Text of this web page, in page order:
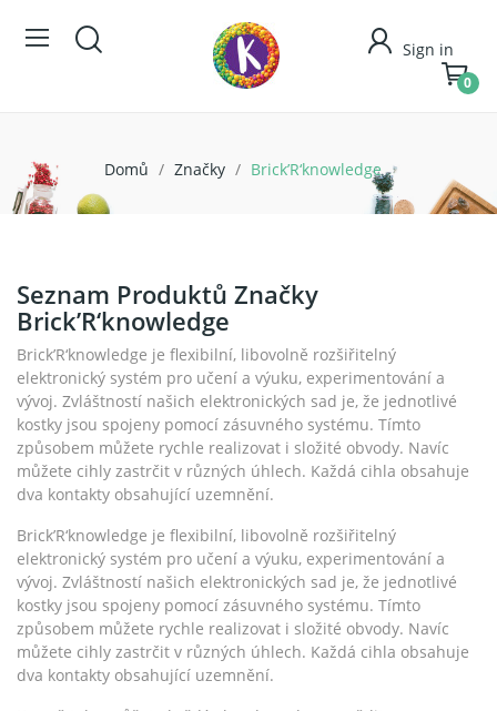
Sign in
0
Domů Značky Brick’R‘knowledge
Seznam Produktů Značky
Brick’R‘knowledge
Brick’R‘knowledge je flexibilní, libovolně rozšiřitelný
elektronický systém pro učení a výuku, experimentování a
vývoj. Zvláštností našich elektronických sad je, že jednotlivé
kostky jsou spojeny pomocí zásuvného systému. Tímto
způsobem můžete rychle realizovat i složité obvody. Navíc
můžete cihly zastrčit v různých úhlech. Každá cihla obsahuje
dva kontakty obsahující uzemnění.
Brick’R‘knowledge je flexibilní, libovolně rozšiřitelný
elektronický systém pro učení a výuku, experimentování a
vývoj. Zvláštností našich elektronických sad je, že jednotlivé
kostky jsou spojeny pomocí zásuvného systému. Tímto
způsobem můžete rychle realizovat i složité obvody. Navíc
můžete cihly zastrčit v různých úhlech. Každá cihla obsahuje
dva kontakty obsahující uzemnění.